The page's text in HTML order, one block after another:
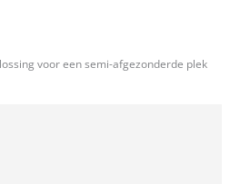
voor een semi-afgezonderde plek